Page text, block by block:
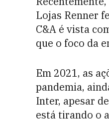
Lojas Renner
C&A é vista
que o foco da
Em 2021, as
pandemia,
Inter, apesar
está tirando o